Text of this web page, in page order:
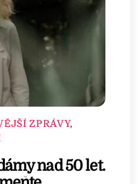
ZPRÁVY,
nad 50 let.